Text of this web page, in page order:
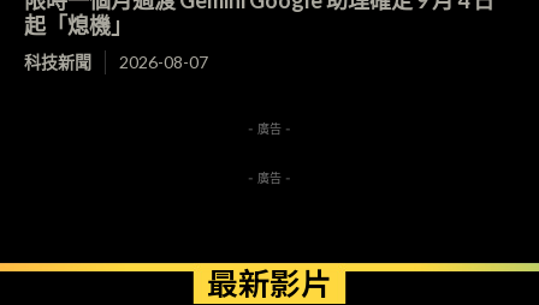
起「熄機」
科技新聞 2026-08-07
- 廣告 -
- 廣告 -
最新影片